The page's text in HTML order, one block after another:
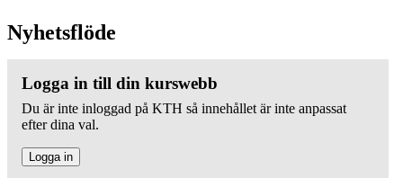
Nyhetsflöde
Logga in till din kurswebb
Du är inte inloggad på KTH så innehållet är inte anpassat
efter dina val.
Logga in